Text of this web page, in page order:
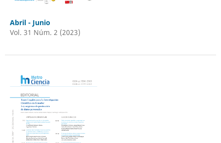
Abril - Junio
Vol. 31 Núm. 2 (2023)